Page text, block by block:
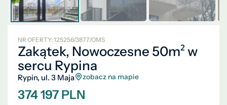
NR OFERTY: 125256/3877/OMS
Zakątek, Nowoczesne 50m² w
sercu Rypina
Rypin, ul. 3 Maja zobacz na mapie
374 197 PLN